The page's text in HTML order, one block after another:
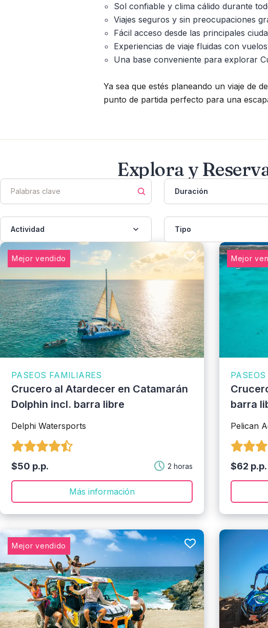
Sol confiable y clima cálido durante
Viajes seguros y sin preocupaciones
Fácil acceso desde las principales
Experiencias de viaje fluidas con
Una base conveniente para explorar
Ya sea que estés planeando un viaje de
punto de partida perfecto para una
Explora y
Duración
Actividad Tipo
Mejor vendido
PASEOS FAMILIARES
Crucero al Atardecer en Catamarán
Dolphin incl. barra libre
Delphi Watersports
$50 p.p. 2 horas
Más información
Mejor
barra
Pelican
$62 p.p.
Mejor vendido